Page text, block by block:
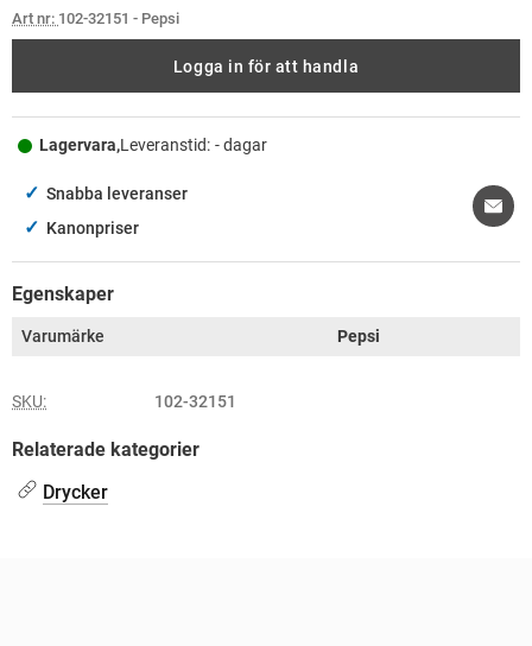
Art nr: 102-32151 - Pepsi
Logga in för att handla
Lagervara,Leveranstid: - dagar
✓ Snabba leveranser
✓ Kanonpriser
Egenskaper
Varumärke Pepsi
SKU: 102-32151
Relaterade kategorier
Drycker